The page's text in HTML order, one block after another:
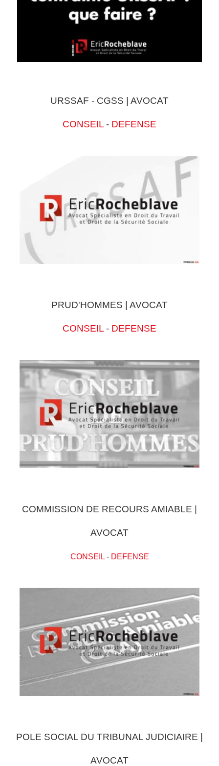
URSSAF - CGSS | AVOCAT
CONSEIL - DEFENSE
PRUD'HOMMES | AVOCAT
CONSEIL - DEFENSE
COMMISSION DE RECOURS AMIABLE |
AVOCAT
CONSEIL- DEFENSE
POLE SOCIAL DU TRIBUNAL JUDICIAIRE |
AVOCAT